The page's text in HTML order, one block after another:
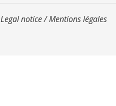
Legal notice / Mentions légales